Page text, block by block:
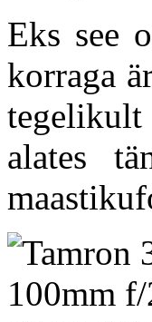
Eks see
korraga
alates